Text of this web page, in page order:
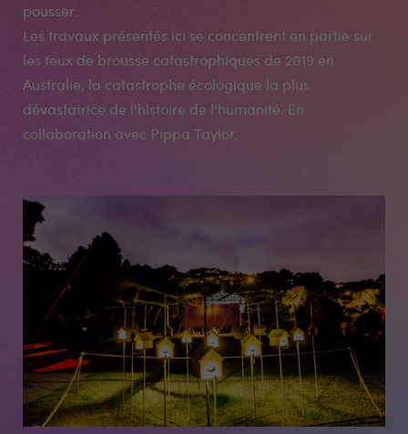
pousser.
Les travaux présentés ici se concentrent en partie sur
les feux de brousse catastrophiques de 2019 en
Australie, la catastrophe écologique la plus
dévastatrice de l'histoire de l'humanité. En
collaboration avec Pippa Taylor.
Médias